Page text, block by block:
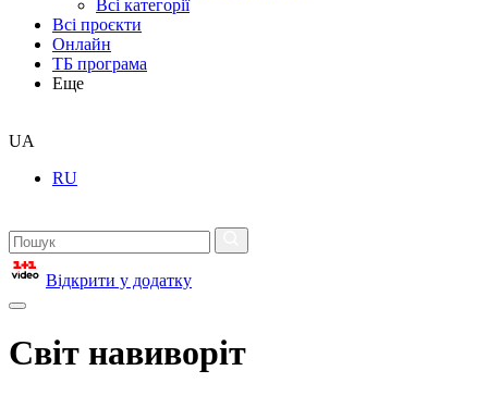
Всі категорії
Всі проєкти
Онлайн
ТБ програма
Еще
UA
RU
Відкрити у додатку
Світ навиворіт